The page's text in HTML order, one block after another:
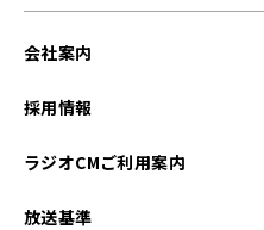
会社案内
採用情報
ラジオCMご利用案内
放送基準